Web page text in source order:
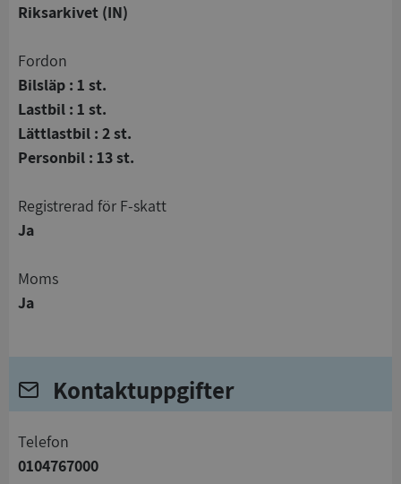
Riksarkivet (IN)
Fordon
Bilsläp : 1 st.
Lastbil : 1 st.
Lättlastbil : 2 st.
Personbil : 13 st.
registrerad för F-skatt
Ja
Moms
Ja
Kontaktuppgifter
telefon
0104767000